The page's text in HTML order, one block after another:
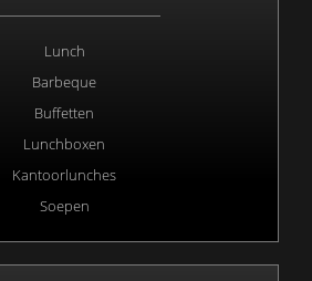
Lunch
Barbeque
Buffetten
Lunchboxen
Kantoorlunches
Soepen